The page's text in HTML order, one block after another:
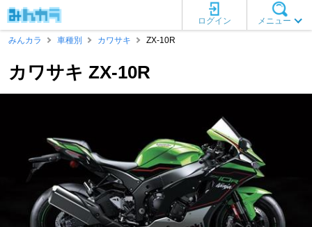
メニュー
ログイン
みんカラ
車種別 カワサキ ZX-10R
カワサキ ZX-10R